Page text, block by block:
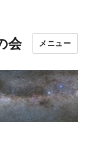
会 メニュー